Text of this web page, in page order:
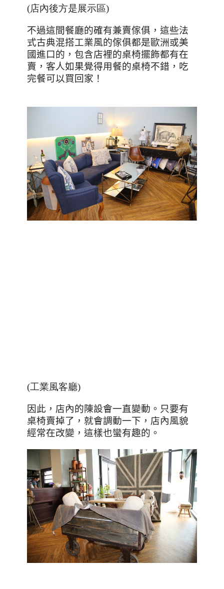
(店內後方是展示區)
不過這間餐廳的確有兼賣傢俱，這些法
式古典混搭工業風的傢俱都是歐洲或美
國進口的，包含店裡的桌椅擺飾都有在
賣，客人如果覺得用餐的桌椅不錯，吃
完餐可以買回家！
(工業風客廳)
因此，店內的陳設會一直變動。只要有
桌椅賣掉了，就會調動一下，店內風貌
經常在改變，這樣也蠻有趣的。